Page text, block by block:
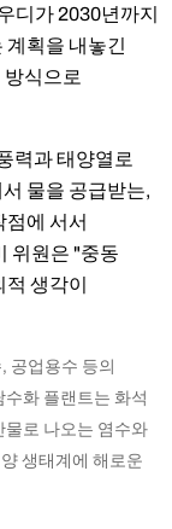
디가 2030년까지
계획을 내놓긴
방식으로
력과 태양열로
물을 공급받는,
에 서서
위원은 "중동
생각이
공업용수 등의
화 플랜트는 화석
물로 나오는 염수와
생태계에 해로운